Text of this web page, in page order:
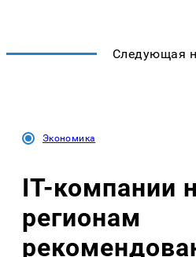
Следующая
Экономика
IT-компании
регионам